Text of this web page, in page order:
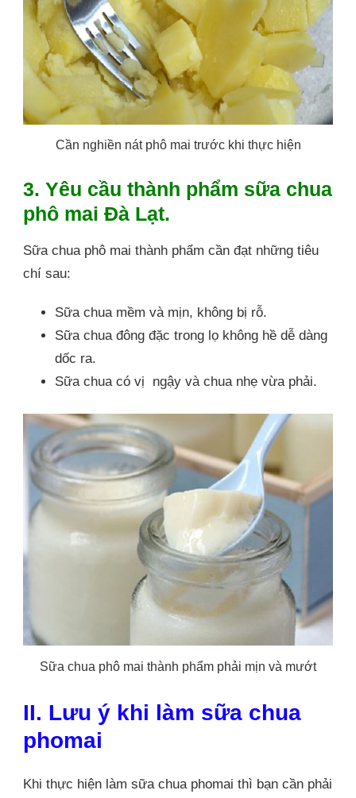
Cần nghiền nát phô mai trước khi thực hiện
3. Yêu cầu thành phẩm sữa chua
phô mai Đà Lạt.
Sữa chua phô mai thành phẩm cần đạt những tiêu
chí sau:
Sữa chua mềm và mịn, không bị rỗ.
Sữa chua đông đặc trong lọ không hề dễ dàng
dốc ra.
Sữa chua có vị ngậy và chua nhẹ vừa phải.
Sữa chua phô mai thành phẩm phải mịn và mướt
II. Lưu ý khi làm sữa chua
phomai
Khi thực hiện làm sữa chua phomai thì bạn cần phải